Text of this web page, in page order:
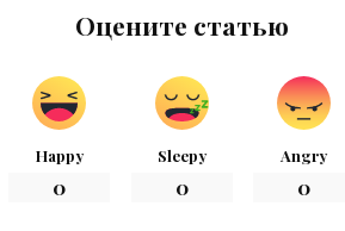
Оцените статью
Happy
0
Sleepy
0
Angry
0